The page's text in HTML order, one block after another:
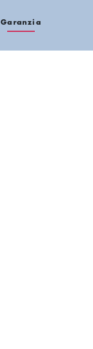
Garanzia